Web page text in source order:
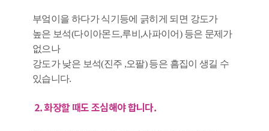
부엌이을 하다가 식기등에 긁히게 되면 강도가
높은 보석(다이아몬드,루비,사파이어) 등은 문제가
없으나
강도가 낮은 보석(진주 ,오팔) 등은 흠집이 생길 수
있습니다.
2. 화장할 때도 조심해야 합니다.